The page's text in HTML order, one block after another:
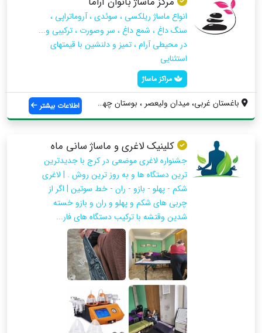
انواع ماساژ ریلکسی ، سوئدی ، آروماتراپی ،
سنگ داغ ، شمع داغ ، سر وصورت ، ترکیبی و...
در محیطی آرام ، تمیز و دلنشین با قیمتهای
استثنایی
مراکز ماساژ
باغستان غربی، میدان ولیعصر ، بوستان چهار... اطلاعات بیشتر
کلینیک لاغری و ماساژ سانی ماه
جشنواره لاغری موضعی در کرج با جدیدترین
ترین دستگاه ها و به روز ترین روش ‌. | لاغری
شکم - پهلو - بازو - ران - خط سوتین | اگر از
چربی های شکم و پهلو و ران و بازو خسته
شدین وقتشه با ترکیب دستگاه های فار...